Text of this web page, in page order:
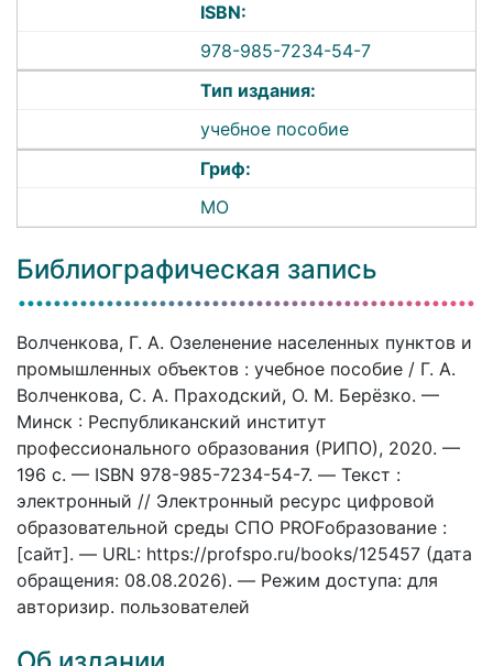
ISBN:
978-985-7234-54-7
Тип издания:
учебное пособие
Гриф:
МО
Библиографическая запись
Волченкова, Г. А. Озеленение населенных пунктов и
промышленных объектов : учебное пособие / Г. А.
Волченкова, С. А. Праходский, О. М. Берёзко. —
Минск : Республиканский институт
профессионального образования (РИПО), 2020. —
196 c. — ISBN 978-985-7234-54-7. — Текст :
электронный // Электронный ресурс цифровой
образовательной среды СПО PROFобразование :
[сайт]. — URL: https://profspo.ru/books/125457 (дата
обращения: 08.08.2026). — Режим доступа: для
авторизир. пользователей